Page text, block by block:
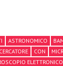
ASTRONOMICO
CON
ELETTRONICO